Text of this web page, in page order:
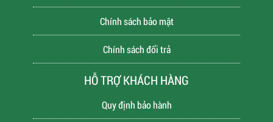
Chính sách bảo mật
Chính sách đổi trả
HỖ TRỢ KHÁCH HÀNG
Quy định bảo hành